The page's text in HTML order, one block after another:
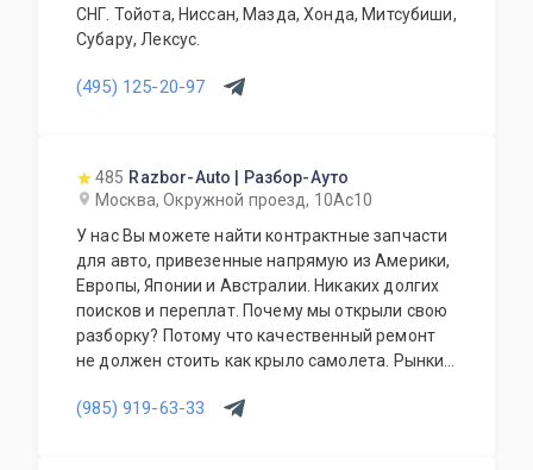
СНГ. Тойота, Ниссан, Мазда, Хонда, Митсубиши,
Субару, Лексус.
(495) 125-20-97
485 Razbor-Auto | Разбор-Ауто
Москва, Окружной проезд, 10Ас10
У нас Вы можете найти контрактные запчасти
для авто, привезенные напрямую из Америки,
Европы, Японии и Австралии. Никаких долгих
поисков и переплат. Почему мы открыли свою
разборку? Потому что качественный ремонт
не должен стоить как крыло самолета. Рынки
отличных доноров с живыми узлами. Мы
(985) 919-63-33